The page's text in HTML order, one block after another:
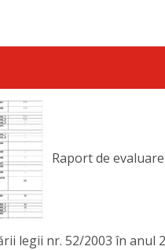
Raport de
legii nr. 52/2003 în anul